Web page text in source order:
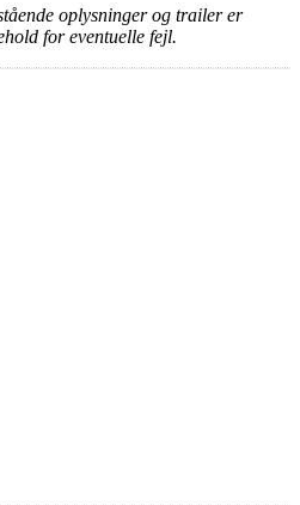
oplysninger og trailer er
for eventuelle fejl.